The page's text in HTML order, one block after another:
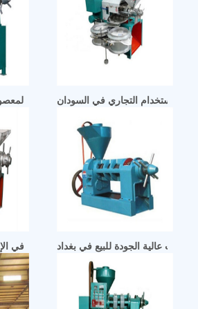
زيت بذر الكتان/بذور الكتان النقي 100% المعصور على البارد في لبنان
للاستخدام التجاري في السودان
الشركة المصنعة لمعصرة الزيت التجارية في
زيت عالية الجودة للبيع في بغداد